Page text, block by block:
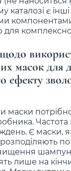
каталозі є
для
масок для
ефекту
маски
Є маски,
лише на